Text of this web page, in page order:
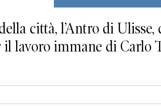
città, l’Antro di Ulisse,
lavoro immane di Carlo